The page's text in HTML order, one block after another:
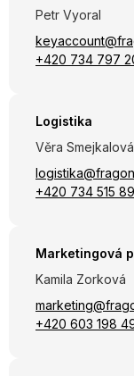
Petr Vyoral
+420 734 797
Logistika
Věra Smejkalová
+420 734 515
Marketingová
Kamila Zorková
+420 603 198